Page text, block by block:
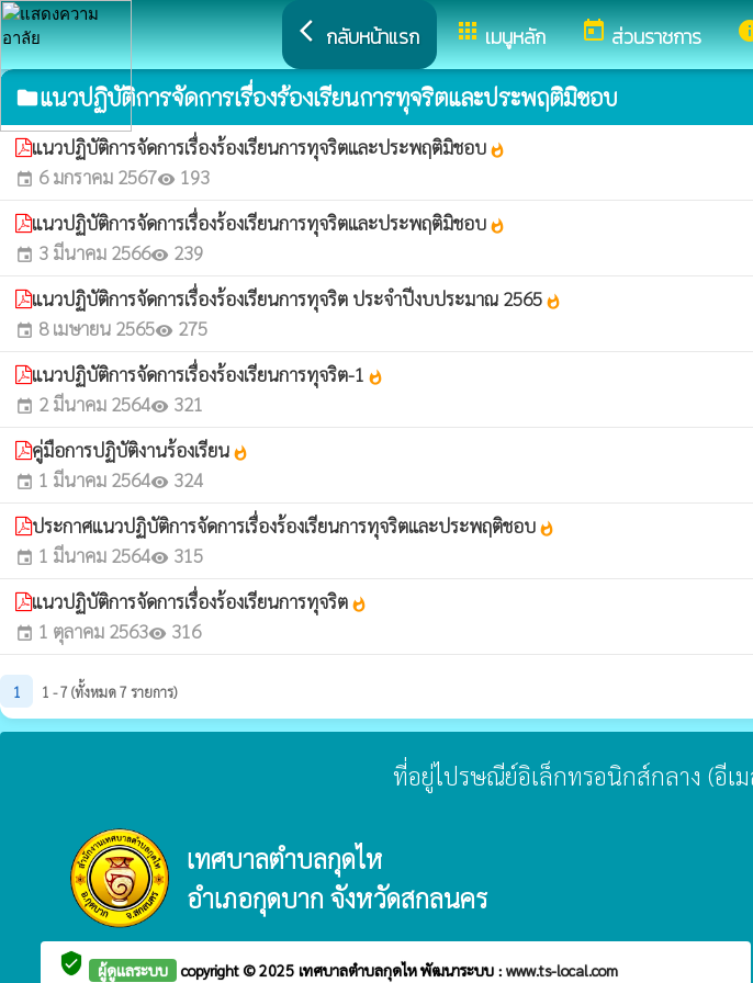
arrow_back_ios กลับหน้าแรก appsเมนูหลัก todayส่วนราชการ
folderแนวปฏิบัติการจัดการเรื่องร้องเรียนการทุจริตและประพฤติมิชอบ
แนวปฏิบัติการจัดการเรื่องร้องเรียนการทุจริตและประพฤติมิชอบ whatshot
event 6 มกราคม 2567visibility 193
แนวปฏิบัติการจัดการเรื่องร้องเรียนการทุจริตและประพฤติมิชอบ whatshot
event 3 มีนาคม 2566visibility 239
แนวปฏิบัติการจัดการเรื่องร้องเรียนการทุจริต ประจำปีงบประมาณ 2565 whatshot
event 8 เมษายน 2565visibility 275
แนวปฏิบัติการจัดการเรื่องร้องเรียนการทุจริต-1 whatshot
event 2 มีนาคม 2564visibility 321
คู่มือการปฏิบัติงานร้องเรียน whatshot
event 1 มีนาคม 2564visibility 324
ประกาศแนวปฏิบัติการจัดการเรื่องร้องเรียนการทุจริตและประพฤติชอบ whatshot
event 1 มีนาคม 2564visibility 315
แนวปฏิบัติการจัดการเรื่องร้องเรียนการทุจริต whatshot
event 1 ตุลาคม 2563visibility 316
1 1 - 7 (ทั้งหมด 7 รายการ)
ที่อยู่ไปรษณีย์อิเล็กทรอนิกส์กลาง (อีเ
เทศบาลตำบลกุดไห
อำเภอกุดบาก จังหวัดสกลนคร
verified_user ผู้ดูแลระบบ copyright © 2025 เทศบาลตำบลกุดไหพัฒนาระบบ : www.ts-local.com